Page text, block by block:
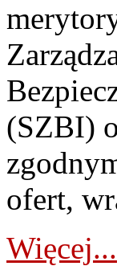
(SZBI)
ofert,
Więcej...